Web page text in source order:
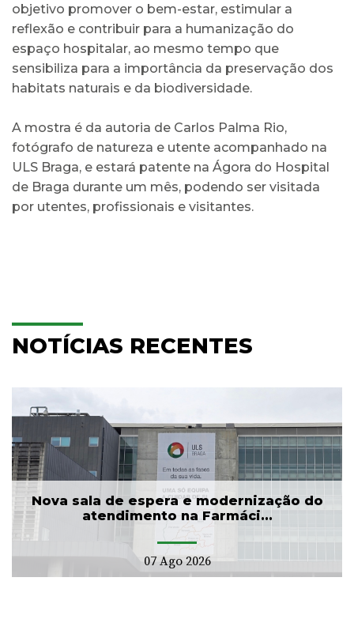
objetivo promover o bem-estar, estimular a
reflexão e contribuir para a humanização do
espaço hospitalar, ao mesmo tempo que
sensibiliza para a importância da preservação dos
habitats naturais e da biodiversidade.
A mostra é da autoria de Carlos Palma Rio,
fotógrafo de natureza e utente acompanhado na
ULS Braga, e estará patente na Ágora do Hospital
de Braga durante um mês, podendo ser visitada
por utentes, profissionais e visitantes.
NOTÍCIAS RECENTES
Nova sala de espera e modernização do
atendimento na Farmáci...
07 Ago 2026